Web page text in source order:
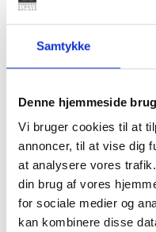
Samtykke
Denne hjemmeside
Vi bruger cookies til at
annoncer, til at vise dig
at analysere vores
din brug af vores
for sociale medier og
kan kombinere disse
Mere viden
På
ESG, og læs mere
med arbejdet.
Besøg lbf.dk